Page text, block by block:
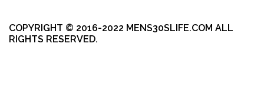
COPYRIGHT © 2016-2022 MENS30SLIFE.COM ALL
RIGHTS RESERVED.